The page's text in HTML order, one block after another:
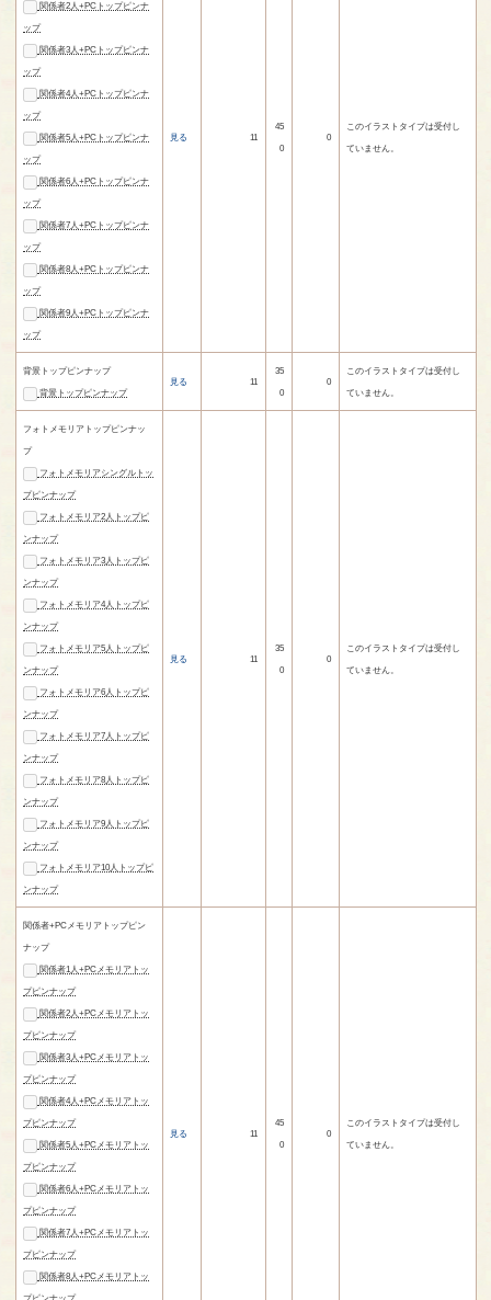
関係者2人+PCトップピンナ
ップ
関係者3人+PCトップピンナ
ップ
関係者4人+PCトップピンナ
ップ
関係者5人+PCトップピンナ
ップ
関係者6人+PCトップピンナ
ップ
関係者7人+PCトップピンナ
ップ
関係者8人+PCトップピンナ
ップ
関係者9人+PCトップピンナ
ップ
見る 11
45
0
0
このイラストタイプは受付し
ていません。
背景トップピンナップ
背景トップピンナップ
見る 11
35
0
0
このイラストタイプは受付し
ていません。
フォトメモリアトップピンナッ
プ
フォトメモリアシングルトッ
プピンナップ
フォトメモリア2人トップピ
ンナップ
フォトメモリア3人トップピ
ンナップ
フォトメモリア4人トップピ
ンナップ
フォトメモリア5人トップピ
ンナップ
フォトメモリア6人トップピ
ンナップ
フォトメモリア7人トップピ
ンナップ
フォトメモリア8人トップピ
ンナップ
フォトメモリア9人トップピ
ンナップ
フォトメモリア10人トップピ
ンナップ
見る 11
35
0
0
このイラストタイプは受付し
ていません。
関係者+PCメモリアトップピン
ナップ
関係者1人+PCメモリアトッ
プピンナップ
関係者2人+PCメモリアトッ
プピンナップ
関係者3人+PCメモリアトッ
プピンナップ
関係者4人+PCメモリアトッ
プピンナップ
関係者5人+PCメモリアトッ
プピンナップ
関係者6人+PCメモリアトッ
プピンナップ
関係者7人+PCメモリアトッ
プピンナップ
関係者8人+PCメモリアトッ
見る 11
45
0
0
このイラストタイプは受付し
ていません。